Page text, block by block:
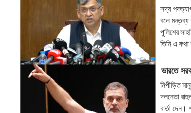
সদ্য
বলে মন্তব্য
পুলিশের
তিনি এ কথা
ভারতে
নিপীড়িত
দলনেতা
বার্তা দেন।